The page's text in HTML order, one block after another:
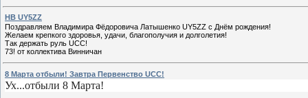
HB UY5ZZ
Поздравляем Владимира Фёдоровича Латышенко UY5ZZ с Днём рождения!
Желаем крепкого здоровья, удачи, благополучия и долголетия!
Так держать руль UCC!
73! от коллектива Винничан
8 Марта отбыли! Завтра Первенство UCC!
Ух...отбыли 8 Марта!